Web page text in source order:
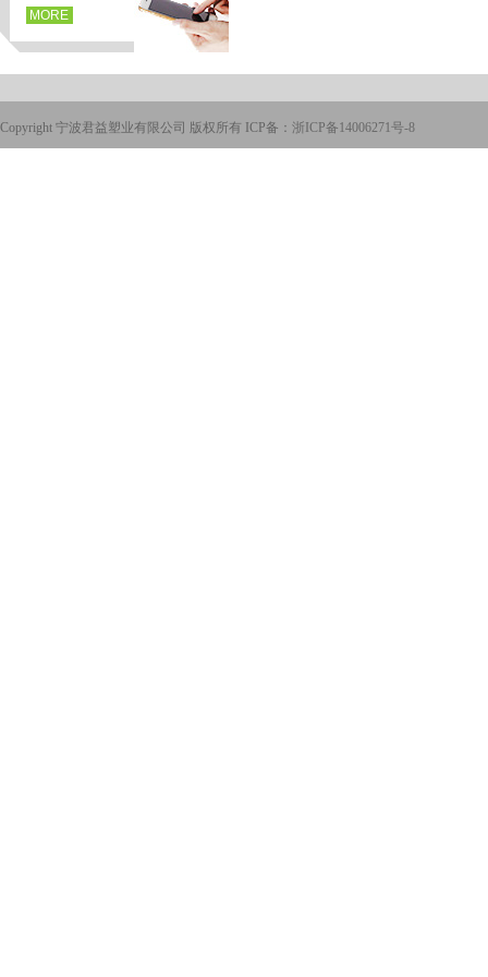
MORE
Copyright 宁波君益塑业有限公司 版权所有 ICP备： 浙ICP备14006271号-8